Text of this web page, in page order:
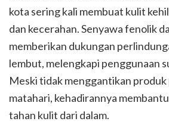
kota sering kali membuat kulit
dan kecerahan. Senyawa fenolik
memberikan dukungan
lembut, melengkapi penggunaan
Meski tidak menggantikan
matahari, kehadirannya
tahan kulit dari dalam.